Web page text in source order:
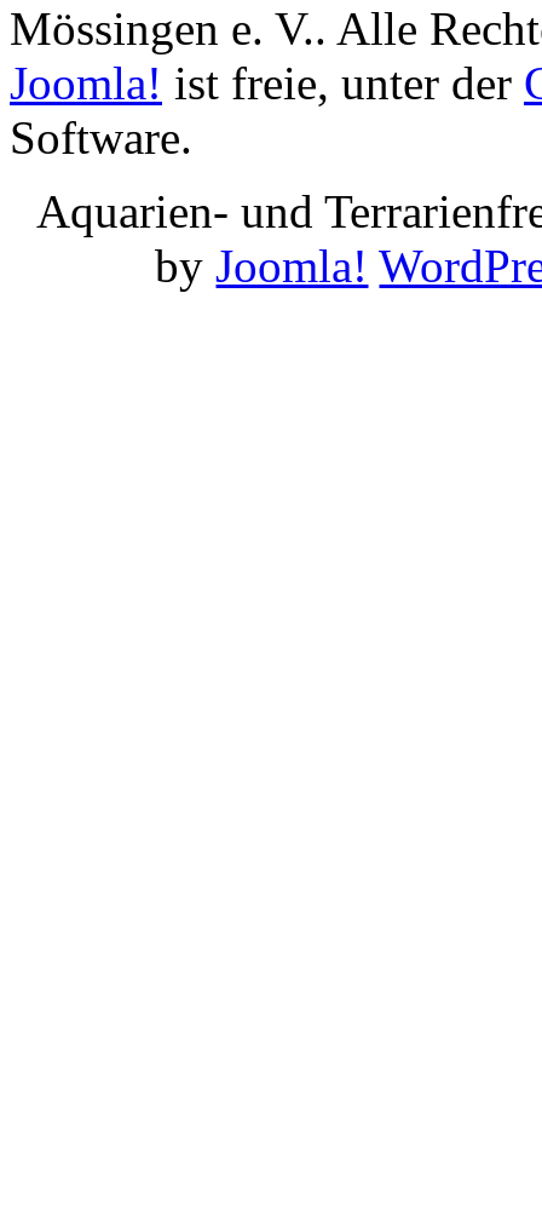
Mössingen e. V.. Alle
Joomla! ist freie, unter der
Software.
Aquarien- und
byJoomla!